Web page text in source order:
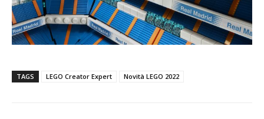
TAGS LEGO Creator Expert Novità LEGO 2022